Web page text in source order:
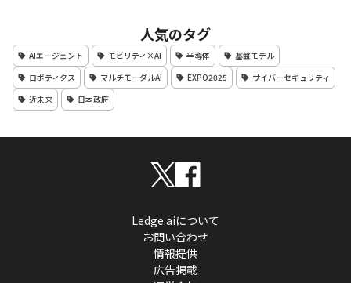
人気のタグ
AIエージェント モビリティ×AI 半導体
基盤モデル
ロボティクス
マルチモーダルAI EXPO2025
サイバーセキュリティ
近未来
日本政府
Ledge.aiについて
お問い合わせ
情報提供
広告掲載